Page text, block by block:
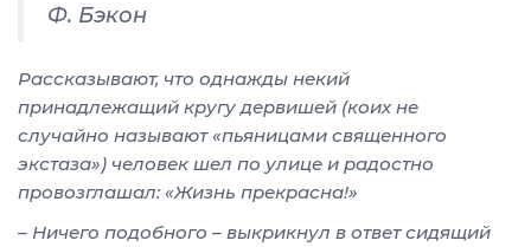
Ф. Бэкон
Рассказывают, что однажды некий
принадлежащий кругу дервишей (коих не
случайно называют «пьяницами священного
экстаза») человек шел по улице и радостно
провозглашал: «Жизнь прекрасна!»
– Ничего подобного – выкрикнул в ответ сидящий